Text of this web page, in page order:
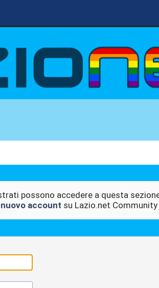
possono accedere a questa
account su Lazio.net Community